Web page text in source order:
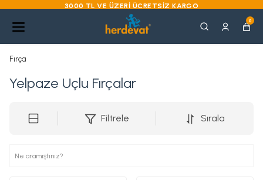
3000 TL VE ÜZERI ÜCRETSIZ KARGO
0
Fırça
Yelpaze Uçlu Fırçalar
Filtrele Sırala